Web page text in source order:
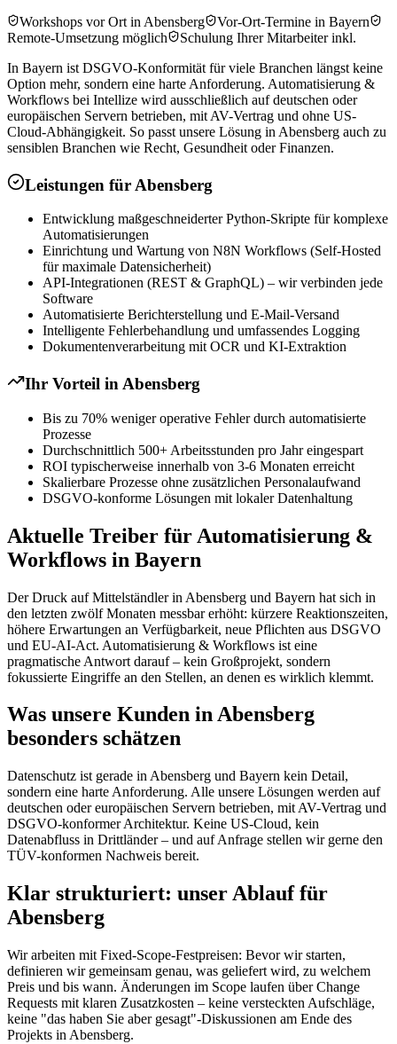
Workshops vor Ort in Abensberg
Vor-Ort-Termine in Bayern
Remote-Umsetzung möglich
Schulung Ihrer Mitarbeiter inkl.
In Bayern ist DSGVO-Konformität für viele Branchen längst keine
Option mehr, sondern eine harte Anforderung. Automatisierung &
Workflows bei Intellize wird ausschließlich auf deutschen oder
europäischen Servern betrieben, mit AV-Vertrag und ohne US-
Cloud-Abhängigkeit. So passt unsere Lösung in Abensberg auch zu
sensiblen Branchen wie Recht, Gesundheit oder Finanzen.
Leistungen für Abensberg
Entwicklung maßgeschneiderter Python-Skripte für komplexe
Automatisierungen
Einrichtung und Wartung von N8N Workflows (Self-Hosted
für maximale Datensicherheit)
API-Integrationen (REST & GraphQL) – wir verbinden jede
Software
Automatisierte Berichterstellung und E-Mail-Versand
Intelligente Fehlerbehandlung und umfassendes Logging
Dokumentenverarbeitung mit OCR und KI-Extraktion
Ihr Vorteil in Abensberg
Bis zu 70% weniger operative Fehler durch automatisierte
Prozesse
Durchschnittlich 500+ Arbeitsstunden pro Jahr eingespart
ROI typischerweise innerhalb von 3-6 Monaten erreicht
Skalierbare Prozesse ohne zusätzlichen Personalaufwand
DSGVO-konforme Lösungen mit lokaler Datenhaltung
Aktuelle Treiber für Automatisierung &
Workflows in Bayern
Der Druck auf Mittelständler in Abensberg und Bayern hat sich in
den letzten zwölf Monaten messbar erhöht: kürzere Reaktionszeiten,
höhere Erwartungen an Verfügbarkeit, neue Pflichten aus DSGVO
und EU-AI-Act. Automatisierung & Workflows ist eine
pragmatische Antwort darauf – kein Großprojekt, sondern
fokussierte Eingriffe an den Stellen, an denen es wirklich klemmt.
Was unsere Kunden in Abensberg
besonders schätzen
Datenschutz ist gerade in Abensberg und Bayern kein Detail,
sondern eine harte Anforderung. Alle unsere Lösungen werden auf
deutschen oder europäischen Servern betrieben, mit AV-Vertrag und
DSGVO-konformer Architektur. Keine US-Cloud, kein
Datenabfluss in Drittländer – und auf Anfrage stellen wir gerne den
TÜV-konformen Nachweis bereit.
Klar strukturiert: unser Ablauf für
Abensberg
Wir arbeiten mit Fixed-Scope-Festpreisen: Bevor wir starten,
definieren wir gemeinsam genau, was geliefert wird, zu welchem
Preis und bis wann. Änderungen im Scope laufen über Change
Requests mit klaren Zusatzkosten – keine versteckten Aufschläge,
keine "das haben Sie aber gesagt"-Diskussionen am Ende des
Projekts in Abensberg.